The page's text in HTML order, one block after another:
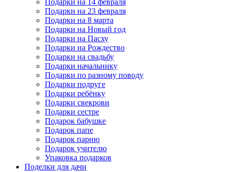
Подарки на 14 февраля
Подарки на 23 февраля
Подарки на 8 марта
Подарки на Новый год
Подарки на Пасху
Подарки на Рождество
Подарки на свадьбу
Подарки начальнику
Подарки по разному поводу
Подарки подруге
Подарки ребёнку
Подарки свекрови
Подарки сестре
Подарок бабушке
Подарок папе
Подарок парню
Подарок учителю
Упаковка подарков
Поделки для дачи